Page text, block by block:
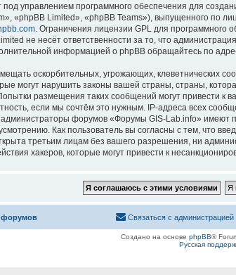
управлением программного обеспечения для
«phpBB Limited», «phpBB Teams»), выпущенного по
. Ограничения лицензии GPL для программного
не несёт ответственности за то, что
информацией о phpBB обращайтесь по
оскорбительных, угрожающих, клеветнических
могут нарушить законы вашей страны, страны,
размещения таких сообщений могут привести
если мы сочтём это нужным. IP-адреса всех
администраторы форумов «Форумы GIS-Lab.info» имеют
Как пользователь вы согласны с тем, что
третьим лицам без вашего разрешения, ни
хакеров, которые могут привести к
форумов Связаться с администрацией
Создано на основе phpBB®
Русская